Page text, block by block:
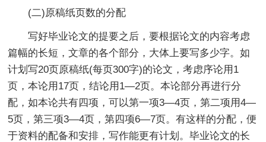
(二)原稿纸页数的分配
写好毕业论文的提要之后，要根据论文的内容考虑
篇幅的长短，文章的各个部分，大体上要写多少字。如
计划写20页原稿纸(每页300字)的论文，考虑序论用1
页，本论用17页，结论用1—2页。本论部分再进行分
配，如本论共有四项，可以第一项3—4页，第二项用4—
5页，第三项3—4页，第四项6—7页。有这样的分配，便
于资料的配备和安排，写作能更有计划。毕业论文的长